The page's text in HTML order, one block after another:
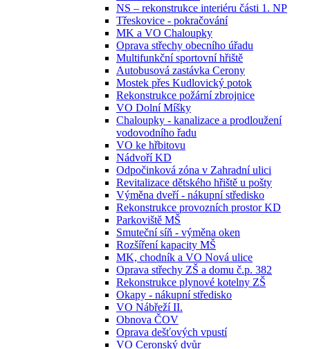
NS – rekonstrukce interiéru části 1. NP
Třeskovice - pokračování
MK a VO Chaloupky
Oprava střechy obecního úřadu
Multifunkční sportovní hřiště
Autobusová zastávka Cerony
Mostek přes Kudlovický potok
Rekonstrukce požární zbrojnice
VO Dolní Míšky
Chaloupky - kanalizace a prodloužení
vodovodního řadu
VO ke hřbitovu
Nádvoří KD
Odpočinková zóna v Zahradní ulici
Revitalizace dětského hřiště u pošty
Výměna dveří - nákupní středisko
Rekonstrukce provozních prostor KD
Parkoviště MŠ
Smuteční síň - výměna oken
Rozšíření kapacity MŠ
MK, chodník a VO Nová ulice
Oprava střechy ZŠ a domu č.p. 382
Rekonstrukce plynové kotelny ZŠ
Okapy - nákupní středisko
VO Nábřeží II.
Obnova ČOV
Oprava dešťových vpustí
VO Ceronský dvůr